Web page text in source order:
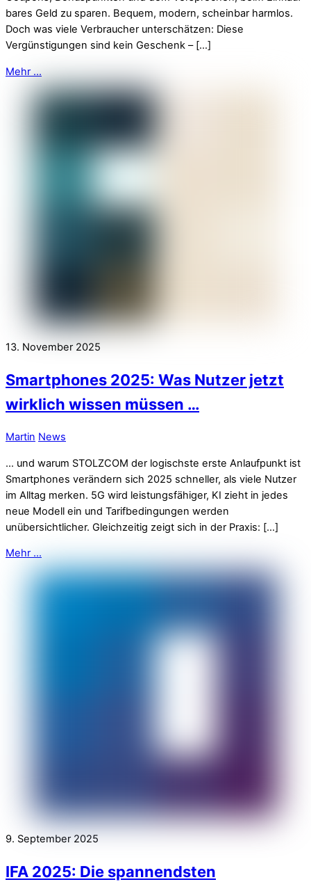
bares Geld zu sparen. Bequem, modern, scheinbar harmlos.
Doch was viele Verbraucher unterschätzen: Diese
Vergünstigungen sind kein Geschenk – […]
Mehr ...
13. November 2025
Smartphones 2025: Was Nutzer jetzt
wirklich wissen müssen …
Martin News
… und warum STOLZCOM der logischste erste Anlaufpunkt ist
Smartphones verändern sich 2025 schneller, als viele Nutzer
im Alltag merken. 5G wird leistungsfähiger, KI zieht in jedes
neue Modell ein und Tarifbedingungen werden
unübersichtlicher. Gleichzeitig zeigt sich in der Praxis: […]
Mehr ...
9. September 2025
IFA 2025: Die spannendsten